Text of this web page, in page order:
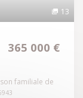
13
365 000 €
familiale de